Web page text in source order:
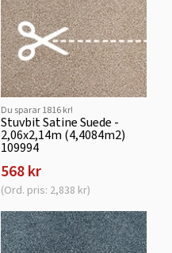
Du sparar 1816 kr!
Stuvbit Satine Suede -
2,06x2,14m (4,4084m2)
109994
568 kr
(Ord. pris: 2,838 kr)